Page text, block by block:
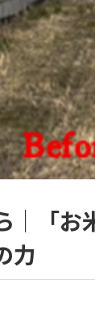
｜「
力